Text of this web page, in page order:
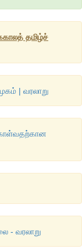
தமிழ்ச்
| வரலாறு
- வரலாறு